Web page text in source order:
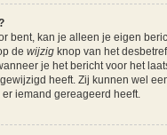
bent, kan je alleen je eigen
de wijzig knop van het
je het bericht voor het
heeft. Zij kunnen wel
iemand gereageerd heeft.